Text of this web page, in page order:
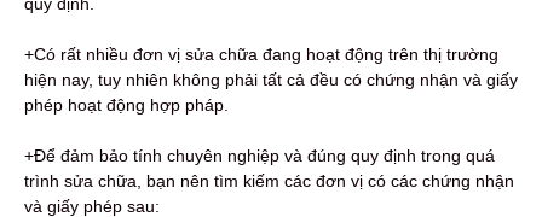
+Có rất nhiều đơn vị sửa chữa đang hoạt động trên thị trường
hiện nay, tuy nhiên không phải tất cả đều có chứng nhận và giấy
phép hoạt động hợp pháp.
+Để đảm bảo tính chuyên nghiệp và đúng quy định trong quá
trình sửa chữa, bạn nên tìm kiếm các đơn vị có các chứng nhận
và giấy phép sau: